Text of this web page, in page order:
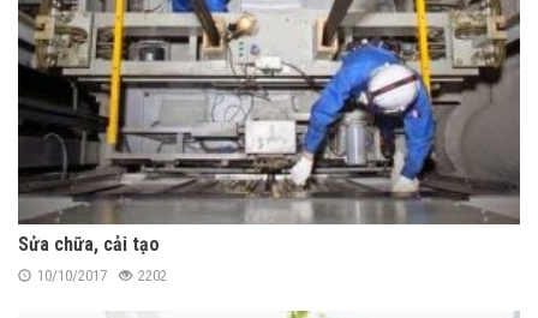
Sửa chữa, cải tạo
10/10/2017 2202